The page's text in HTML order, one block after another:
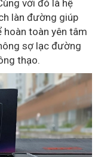
với đó là hệ
làn đường giúp
hoàn toàn yên tâm
sợ lạc đường
thạo.